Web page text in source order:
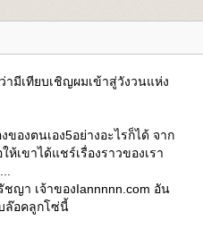
ามีเทียบเชิญผมเข้าสู่วังวนแห่ง
ของตนเอง5อย่างอะไรก็ได้ จาก
เขาได้แชร์เรื่องราวของเรา
ญา เจ้าของIannnnn.com อัน
ล๊อคลูกโซ่นี้